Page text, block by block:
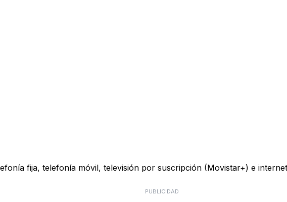
fija, telefonía móvil, televisión por suscripción (Movistar+) e
PUBLICIDAD